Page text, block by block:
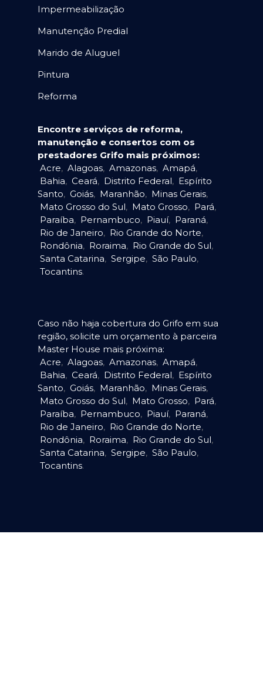
Impermeabilização
Manutenção Predial
Marido de Aluguel
Pintura
Reforma
Encontre serviços de reforma,
manutenção e consertos com os
prestadores Grifo mais próximos:
Acre, Alagoas, Amazonas, Amapá,
Bahia, Ceará, Distrito Federal, Espírito
Santo, Goiás, Maranhão, Minas Gerais,
Mato Grosso do Sul, Mato Grosso, Pará,
Paraíba, Pernambuco, Piauí, Paraná,
Rio de Janeiro, Rio Grande do Norte,
Rondônia, Roraima, Rio Grande do Sul,
Santa Catarina, Sergipe, São Paulo,
Tocantins.
Caso não haja cobertura do Grifo em sua
região, solicite um orçamento à parceira
Master House mais próxima:
Acre, Alagoas, Amazonas, Amapá,
Bahia, Ceará, Distrito Federal, Espírito
Santo, Goiás, Maranhão, Minas Gerais,
Mato Grosso do Sul, Mato Grosso, Pará,
Paraíba, Pernambuco, Piauí, Paraná,
Rio de Janeiro, Rio Grande do Norte,
Rondônia, Roraima, Rio Grande do Sul,
Santa Catarina, Sergipe, São Paulo,
Tocantins.